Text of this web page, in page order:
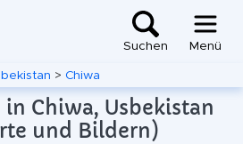
Suchen Menü
> Chiwa
Chiwa, Usbekistan
und Bildern)